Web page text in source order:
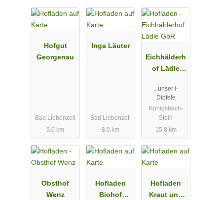
oder telefonisch über die aktuellen
Angebote
Hofgut
Georgenau
Bad Liebenzell
9.0 km
Inga Läuter
Bad Liebenzell
8.0 km
Eichhälderh
of Lädle
...unser i-
Dipfele
Königsbach-
Stein
15.8 km
Obsthof
Wenz
Hofladen
Biohof
Hofladen
Kraut und